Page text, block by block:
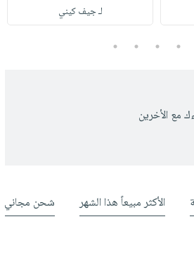
لـ جيف كيني
2
3
4
5
مع الأخرين
الأكثر مبيعاً هذا الشهر شحن مجاني